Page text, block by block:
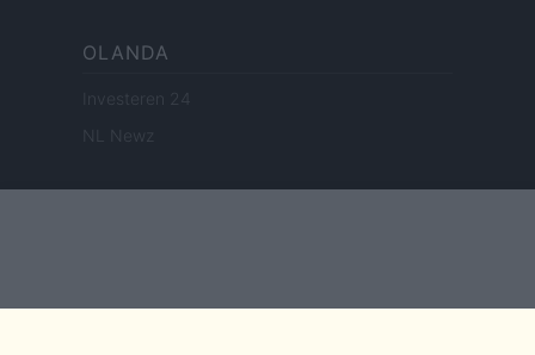
OLANDA
Investeren 24
NL Newz